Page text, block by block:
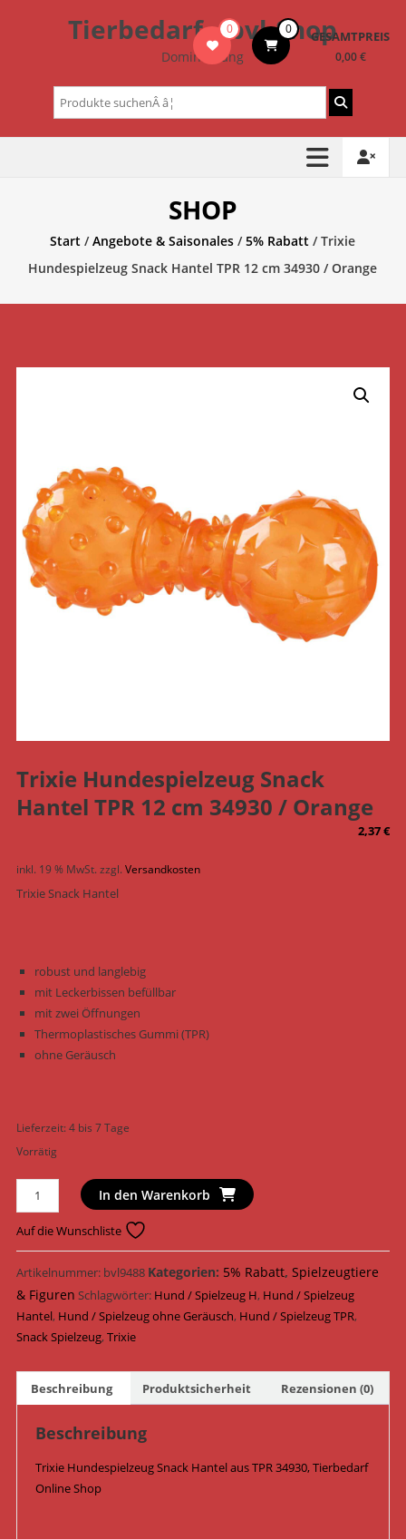
Tierbedarf – bvl-Shop
Dominik Lang
0 0 GESAMTPREIS
0,00 €
Suchen
nach:
SHOP
Start /Angebote & Saisonales /5% Rabatt / Trixie
Hundespielzeug Snack Hantel TPR 12 cm 34930 / Orange
Trixie Hundespielzeug Snack
Hantel TPR 12 cm 34930 / Orange
2,37€
inkl. 19 % MwSt. zzgl. Versandkosten
Trixie Snack Hantel
robust und langlebig
mit Leckerbissen befüllbar
mit zwei Öffnungen
Thermoplastisches Gummi (TPR)
ohne Geräusch
Lieferzeit:4 bis 7 Tage
Vorrätig
Trixie
Hundespielzeug
Snack
Hantel
TPR
12
cm
34930
Orange
Menge
In den Warenkorb
Auf die Wunschliste
Artikelnummer: bvl9488 Kategorien: 5% Rabatt, Spielzeugtiere
& Figuren Schlagwörter: Hund / Spielzeug H, Hund / Spielzeug
Hantel, Hund / Spielzeug ohne Geräusch, Hund / Spielzeug TPR,
Snack Spielzeug,Trixie
Beschreibung Produktsicherheit Rezensionen (0)
Beschreibung
Trixie Hundespielzeug Snack Hantel aus TPR 34930, Tierbedarf
Online Shop